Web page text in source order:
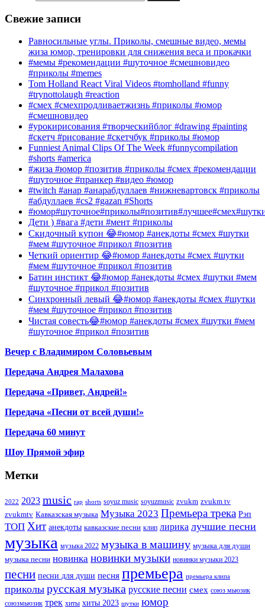
Свежие записи
Равносильные углы. Приколы, смешные видео, мемы
жиза юмор, тренировки для снижения веса и прокачки
#мемы #рекомендации #шуточное #смешновидео
#приколы #memes
Tom Holland React Viral Videos #tomholland #funny
#trynottolaugh #reaction
#смех #смехпродливаетжизнь #приколы #юмор
#смешновидео
#урокирисования #творческийблог #drawing #painting
#скетч #рисование #скетчбук #приколы #юмор
Funniest Animal Clips Of The Week #funnycompilation
#shorts #america
#жиза #юмор #позитив #приколы #смех #рекомендации
#шуточное #пранкер #видео #юмор
#twitch #анар #анарабдуллаев #нижневартовск #приколы
#абдуллаев #cs2 #gazan #Shorts
Дети ) #вага #дети #мент #приколы
Скидочный купон 😂#юмор #анекдоты #смех #шутки
#мем #шуточное #прикол #позитив
Четкий ориентир 😂#юмор #анекдоты #смех #шутки
#мем #шуточное #прикол #позитив
Батин инстикт 😂#юмор #анекдоты #смех #шутки #мем
#шуточное #прикол #позитив
Синхронный левый 😂#юмор #анекдоты #смех #шутки
#мем #шуточное #прикол #позитив
Чистая совесть😂#юмор #анекдоты #смех #шутки #мем
#шуточное #прикол #позитив
Вечер с Владимиром Соловьевым
Передача Андрея Малахова
Передача «Привет, Андрей!»
Передача «Песни от всей души!»
Передача 60 минут
Шоу Прямой эфир
Метки
2022 2023 music rap shorts soyuz music soyuzmusic zvukm zvukm tv
zvukmtv Кавказская музыка Музыка 2023 Премьера трека Рэп
ТОП Хит анекдоты кавказские песни клип лирика лучшие песни
музыка музыка 2022 музыка в машину музыка для души
музыка песни новинка новинки музыки новинки музыки 2023
песни песни для души песня премьера премьера клипа
приколы русская музыка русские песни смех союз мьюзик
союзмьюзик трек хиты хиты 2023 шутки юмор